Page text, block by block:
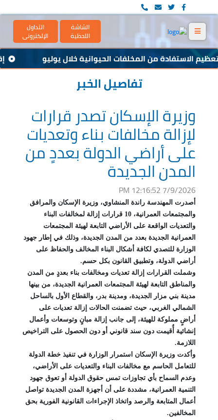
الشاشة
اللحظية
التداول
الإلكترونى
الاستفادة من المخلفات الحيوانية خلال يوليو
تفاصيل الخبر
وزيرة الإسكان تصدر قرارات
لإزالة مخالفات بناء وتعديات
على أراضي الدولة بعددٍ من
المدن الجديدة
7/9/2026 12:16:52 PM
أصدرت المهندسة راندة المنشاوي، وزيرة الإسكان والمرافق
والمجتمعات العمرانية، 10 قرارات إزالة لمخالفات البناء
والتعديات الواقعة على الأراضي التابعة لهيئة المجتمعات
العمرانية الجديدة بعدد من المدن الجديدة، وذلك في إطار جهود
الوزارة للتصدي لكافة أشكال البناء المخالف والحفاظ على
أراضي الدولة، وتطبيق القانون بكل حسم.
وشملت القرارات إزالة تعديات ومخالفات بناء بعددٍ من المدن
والمناطق التابعة لهيئة المجتمعات العمرانية الجديدة، من بينها
مدينة بني مزار الجديدة، ومدينة بدر، والقطاع الأول بالساحل
الشمالي الغربي، حيث تضمنت الحالات إزالة تعديات على
أراضٍ مملوكة للهيئة، إلى جانب إزالة مبانٍ وتوسعات وأعمال
إنشائية أُقيمت دون سند قانوني أو دون الحصول على التراخيص
اللازمة.
وأكدت وزيرة الإسكان استمرار الوزارة في تنفيذ خطة الدولة
للتعامل الحاسم مع مخالفات البناء والتعديات على الأراضي،
وعدم السماح بأي تجاوزات تمس حقوق الدولة أو تعوق جهود
التنمية العمرانية، مشددة على أن أجهزة المدن الجديدة تواصل
أعمال المتابعة والرصد واتخاذ الإجراءات القانونية الفورية بحق
المخالفين.